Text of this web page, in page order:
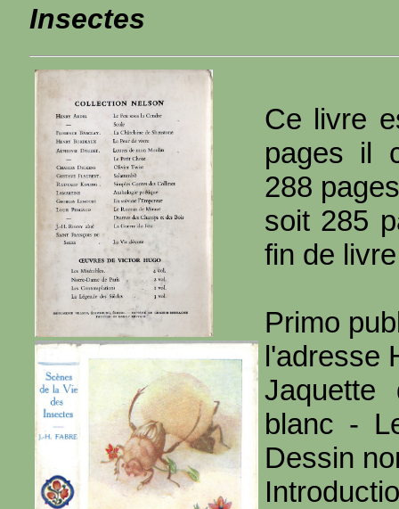
Insectes
Ce livre
pages il
288 pages
soit 285
fin de
Primo
l'adresse
blanc -
Dessin